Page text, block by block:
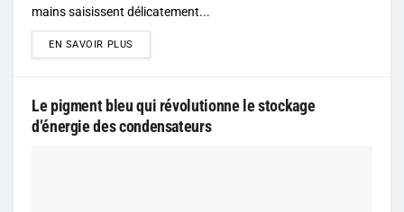
mains saisissent délicatement...
EN SAVOIR PLUS
Le pigment bleu qui révolutionne le stockage
d’énergie des condensateurs